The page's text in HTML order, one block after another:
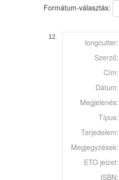
Formátum-választás:
12.
longcutter:
Szerző:
Cím:
Dátum:
Megjelenés:
Típus:
Terjedelem:
Megjegyzések:
ETO jelzet:
ISBN: